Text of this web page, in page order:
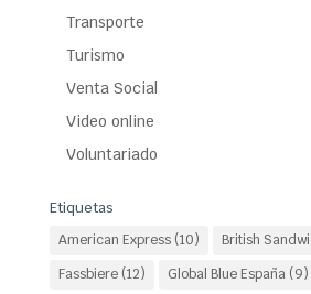
Transporte
Turismo
Venta Social
Video online
Voluntariado
Etiquetas
American Express(10) British
Fassbiere(12) Global Blue España(9)